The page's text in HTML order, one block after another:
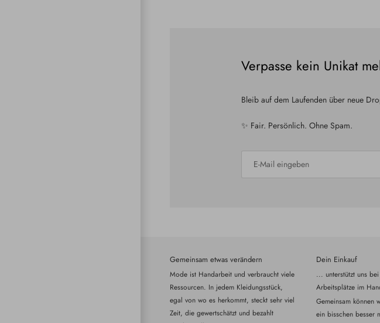
Verpasse kein Unikat
Bleib auf dem Laufenden über neue
✨ Fair. Persönlich. Ohne Spam.
Gemeinsam etwas verändern
Mode ist Handarbeit und verbraucht viele
Ressourcen. In jedem Kleidungsstück,
egal von wo es herkommt, steckt sehr viel
Zeit, die gewertschätzt und bezahlt
Dein Einkauf
... unterstützt uns
Arbeitsplätze im
Gemeinsam können
ein bisschen besser